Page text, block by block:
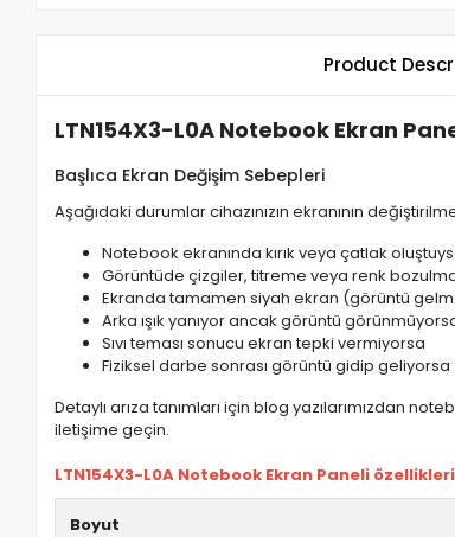
Product
LTN154X3-L0A Notebook Ekran
Başlıca Ekran Değişim Sebepleri
Aşağıdaki durumlar cihazınızın ekranının
Notebook ekranında kırık veya çatlak
Görüntüde çizgiler, titreme veya renk
Ekranda tamamen siyah ekran (görüntü
Arka ışık yanıyor ancak görüntü
Sıvı teması sonucu ekran tepki vermiyorsa
Fiziksel darbe sonrası görüntü gidip geliyorsa
Detaylı arıza tanımları için blog yazılarımızdan
iletişime geçin.
LTN154X3-L0A Notebook Ekran Paneli
Boyut